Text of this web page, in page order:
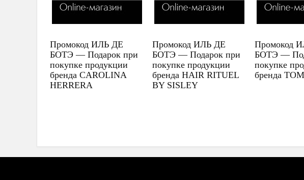
Промокод ИЛЬ ДЕ
БОТЭ — Подарок при
покупке продукции
бренда CAROLINA
HERRERA
Промокод ИЛЬ ДЕ
БОТЭ — Подарок при
покупке продукции
бренда HAIR RITUEL
BY SISLEY
Промокод
БОТЭ —
покупке
бренда